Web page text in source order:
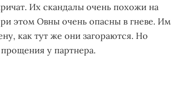
Их скандалы очень похожи на
этом Овны очень опасны в гневе. Им
как тут же они загораются. Но
у партнера.